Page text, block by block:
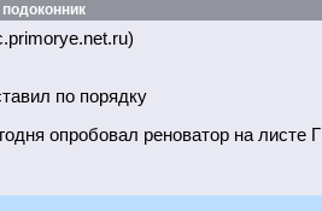
по порядку
опробовал реноватор на листе